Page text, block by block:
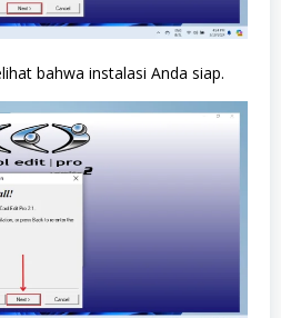
bahwa instalasi Anda siap.